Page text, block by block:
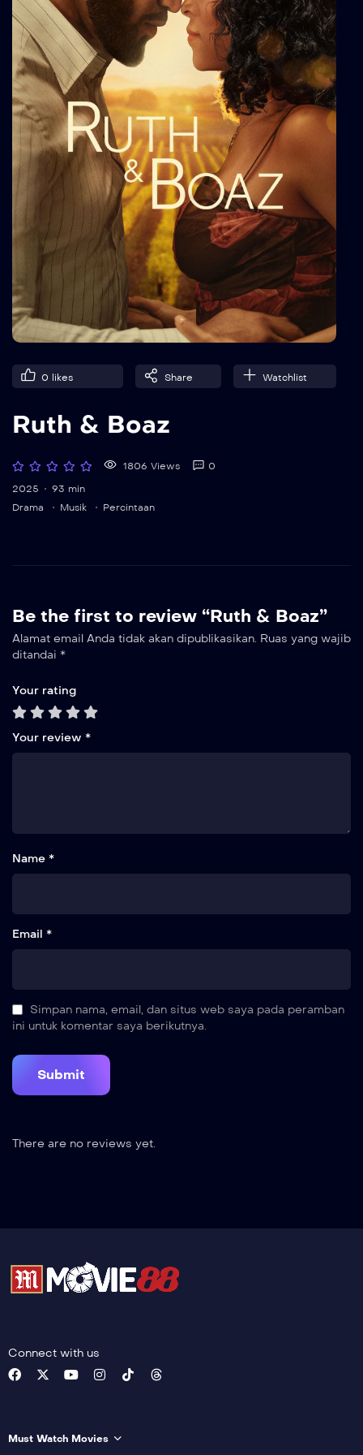
0 likes Share Watchlist
Ruth & Boaz
1806 Views
0
2025
93 min
Drama
Musik Percintaan
Be the first to review “Ruth & Boaz”
Alamat email Anda tidak akan dipublikasikan. Ruas yang wajib
ditandai *
Your rating
Your review *
Name *
Email *
Simpan nama, email, dan situs web saya pada peramban
ini untuk komentar saya berikutnya.
There are no reviews yet.
Connect with us
Must Watch Movies